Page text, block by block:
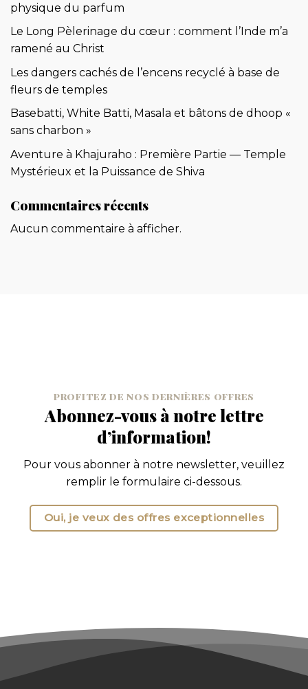
physique du parfum
Le Long Pèlerinage du cœur : comment l’Inde m’a
ramené au Christ
Les dangers cachés de l’encens recyclé à base de
fleurs de temples
Basebatti, White Batti, Masala et bâtons de dhoop «
sans charbon »
Aventure à Khajuraho : Première Partie — Temple
Mystérieux et la Puissance de Shiva
Commentaires récents
Aucun commentaire à afficher.
PROFITEZ DE NOS DERNIÈRES OFFRES
Abonnez-vous à notre lettre
d’information!
Pour vous abonner à notre newsletter, veuillez
remplir le formulaire ci-dessous.
Oui, je veux des offres exceptionnelles